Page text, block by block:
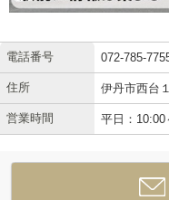
電話番号 072-785-
住所 伊丹市西台
営業時間 平日：10:00